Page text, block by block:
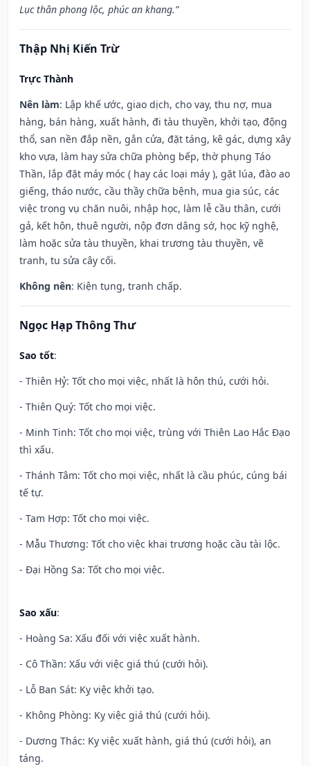
Lục thân phong lộc, phúc an khang.”
Thập Nhị Kiến Trừ
Trực Thành
Nên làm: Lập khế ước, giao dịch, cho vay, thu nợ, mua
hàng, bán hàng, xuất hành, đi tàu thuyền, khởi tạo, động
thổ, san nền đắp nền, gắn cửa, đặt táng, kê gác, dựng xây
kho vựa, làm hay sửa chữa phòng bếp, thờ phụng Táo
Thần, lắp đặt máy móc ( hay các loại máy ), gặt lúa, đào ao
giếng, tháo nước, cầu thầy chữa bệnh, mua gia súc, các
việc trong vụ chăn nuôi, nhập học, làm lễ cầu thân, cưới
gả, kết hôn, thuê người, nộp đơn dâng sớ, học kỹ nghệ,
làm hoặc sửa tàu thuyền, khai trương tàu thuyền, vẽ
tranh, tu sửa cây cối.
Không nên: Kiện tụng, tranh chấp.
Ngọc Hạp Thông Thư
Sao tốt:
- Thiên Hỷ: Tốt cho mọi việc, nhất là hôn thú, cưới hỏi.
- Thiên Quý: Tốt cho mọi việc.
- Minh Tinh: Tốt cho mọi việc, trùng với Thiên Lao Hắc Đạo
thì xấu.
- Thánh Tâm: Tốt cho mọi việc, nhất là cầu phúc, cúng bái
tế tự.
- Tam Hợp: Tốt cho mọi việc.
- Mẫu Thương: Tốt cho việc khai trương hoặc cầu tài lộc.
- Đại Hồng Sa: Tốt cho mọi việc.
Sao xấu:
- Hoàng Sa: Xấu đối với việc xuất hành.
- Cô Thần: Xấu với việc giá thú (cưới hỏi).
- Lỗ Ban Sát: Kỵ việc khởi tạo.
- Không Phòng: Kỵ việc giá thú (cưới hỏi).
- Dương Thác: Kỵ việc xuất hành, giá thú (cưới hỏi), an
táng.